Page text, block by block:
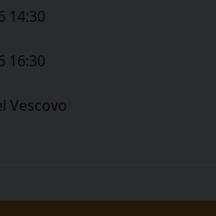
14:30
16:30
Vescovo